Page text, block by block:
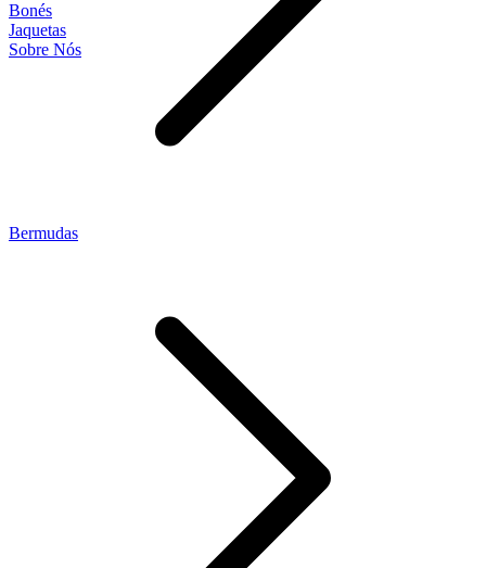
Bonés
Jaquetas
Sobre Nós
Bermudas